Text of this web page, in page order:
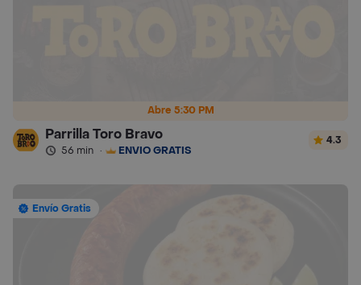
Abre 5:30 PM
Parrilla Toro Bravo
56 min · ENVÍO GRATIS
4.3
Envío Gratis